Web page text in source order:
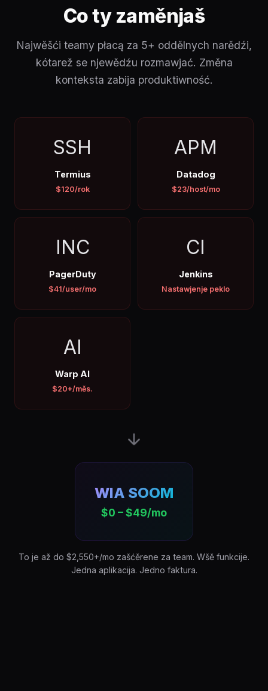
Co ty zaměnjaš
Najwěšći teamy płacą za 5+ oddělnych narědźi,
kótarež se njewědźu rozmawjać. Změna
konteksta zabija produktiwność.
SSH
Termius
$120/rok
APM
Datadog
$23/host/mo
INC
PagerDuty
$41/user/mo
CI
Jenkins
Nastawjenje peklo
AI
Warp AI
$20+/měs.
WIA SOOM
$0 – $49/mo
To je až do $2,550+/mo zašćěrene za team. Wšě funkcije.
Jedna aplikacija. Jedno faktura.